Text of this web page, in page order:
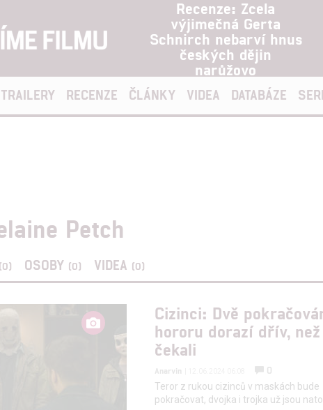
Recenze: Zcela
výjimečná Gerta
Schnirch nebarví hnus
českých dějin
narůžovo
TRAILERY RECENZE ČLÁNKY VIDEA DATABÁZE
Petch
(0) OSOBY (0) VIDEA (0)
Cizinci: Dvě
hororu dorazí dřív,
čekali
Anarvin
0
Teror z rukou cizinců v maskách bude
pokračovat, dvojka i trojka už jsou